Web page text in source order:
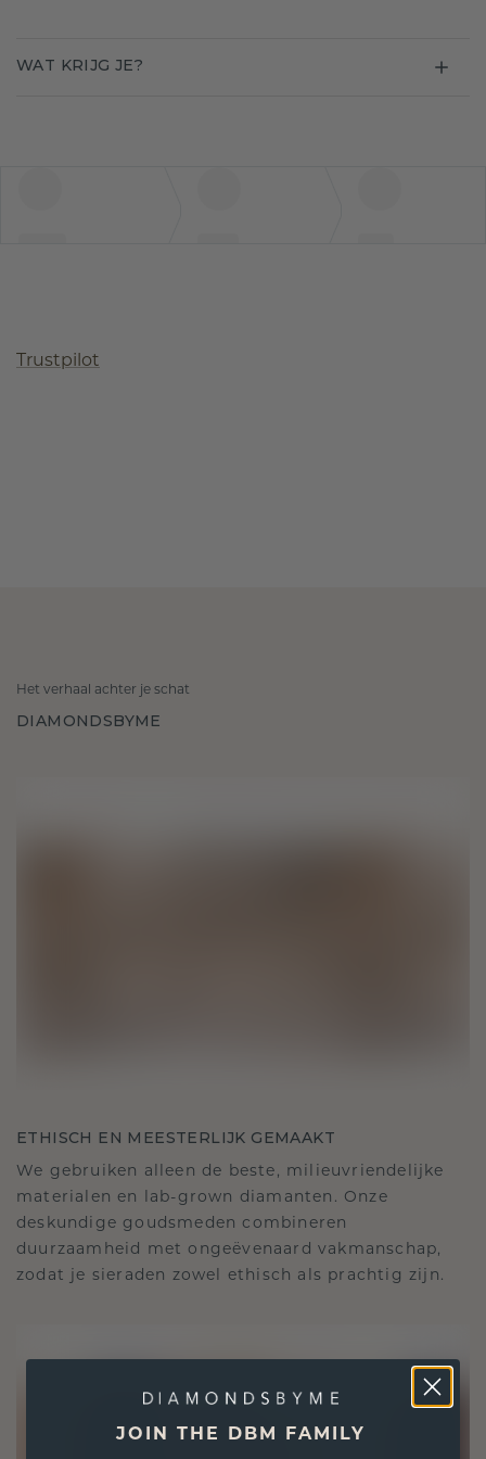
WAT KRIJG JE?
Trustpilot
Het verhaal achter je schat
DIAMONDSBYME
ETHISCH EN MEESTERLIJK GEMAAKT
We gebruiken alleen de beste, milieuvriendelijke
materialen en lab-grown diamanten. Onze
deskundige goudsmeden combineren
duurzaamheid met ongeëvenaard vakmanschap,
zodat je sieraden zowel ethisch als prachtig zijn.
JOIN THE DBM FAMILY